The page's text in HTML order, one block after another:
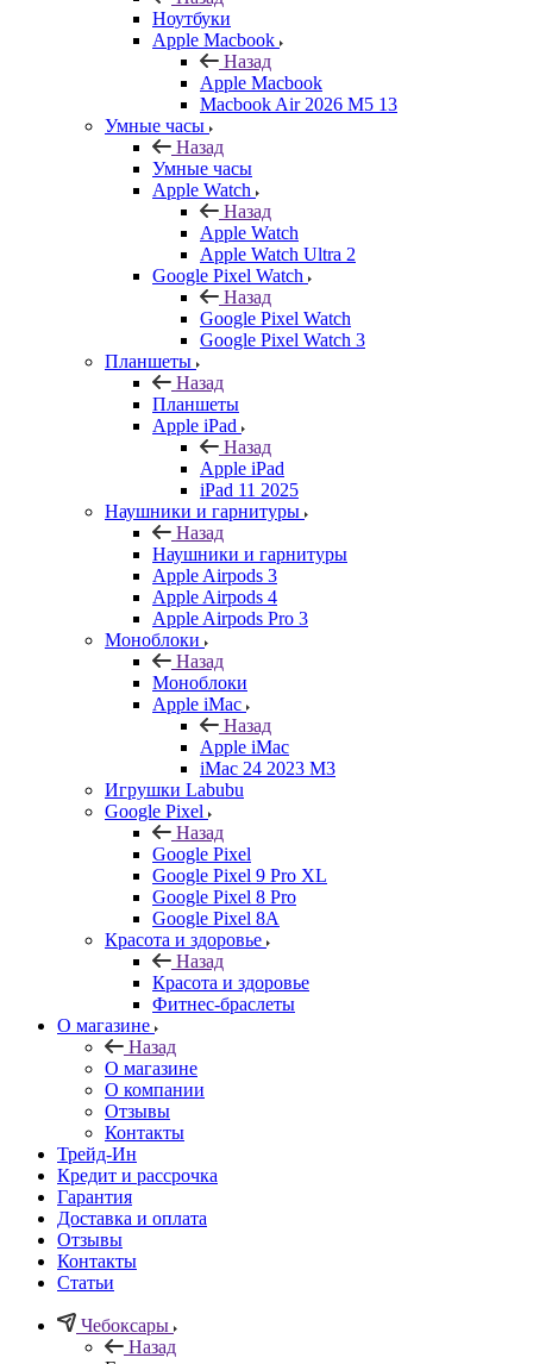
Ноутбуки
Apple Macbook
Назад
Apple Macbook
Macbook Air 2026 M5 13
Умные часы
Назад
Умные часы
Apple Watch
Назад
Apple Watch
Apple Watch Ultra 2
Google Pixel Watch
Назад
Google Pixel Watch
Google Pixel Watch 3
Планшеты
Назад
Планшеты
Apple iPad
Назад
Apple iPad
iPad 11 2025
Наушники и гарнитуры
Назад
Наушники и гарнитуры
Apple Airpods 3
Apple Airpods 4
Apple Airpods Pro 3
Моноблоки
Назад
Моноблоки
Apple iMac
Назад
Apple iMac
iMac 24 2023 M3
Игрушки Labubu
Google Pixel
Назад
Google Pixel
Google Pixel 9 Pro XL
Google Pixel 8 Pro
Google Pixel 8A
Красота и здоровье
Назад
Красота и здоровье
Фитнес-браслеты
О магазине
Назад
О магазине
О компании
Отзывы
Контакты
Трейд-Ин
Кредит и рассрочка
Гарантия
Доставка и оплата
Отзывы
Контакты
Статьи
Чебоксары
Назад